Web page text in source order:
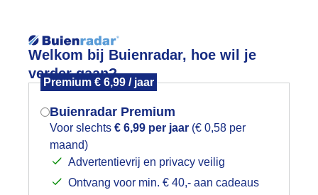
Welkom bij Buienradar, hoe wil je
verder gaan?
Premium € 6,99 / jaar
Buienradar Premium
Voor slechts € 6,99 per jaar (€ 0,58 per
maand)
Advertentievrij en privacy veilig
Ontvang voor min. € 40,- aan cadeaus
Lees meer.
Foto en video Weerzine
Zoeken in
heerlijke verkoeling voor de
Mogen we je locatie gebruiken voor
het weer?